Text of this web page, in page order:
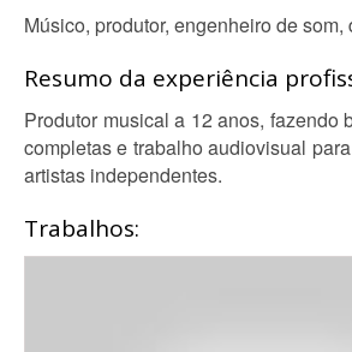
Músico, produtor, engenheiro de som,
Resumo da experiência
Produtor musical a 12 anos, fazendo
completas e trabalho audiovisual
artistas independentes.
Trabalhos: